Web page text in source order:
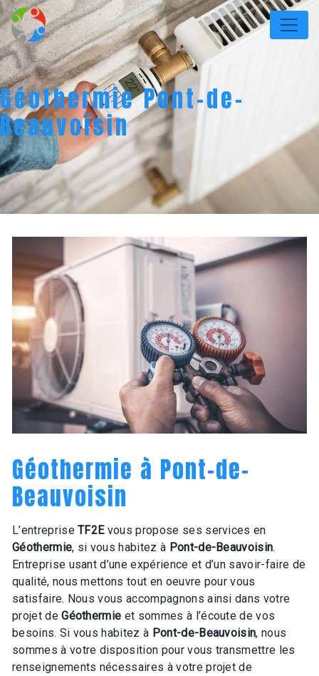
Panneau de gestion des cookies
Géothermie Pont-de-
Beauvoisin
Géothermie à Pont-de-
Beauvoisin
L’entrepriseTF2Evous propose ses services en
Géothermie, si vous habitez à Pont-de-Beauvoisin.
Entreprise usant d’une expérience et d’un savoir-faire de
qualité, nous mettons tout en oeuvre pour vous
satisfaire. Nous vous accompagnons ainsi dans votre
projet deGéothermie et sommes à l’écoute de vos
besoins. Si vous habitez à Pont-de-Beauvoisin, nous
sommes à votre disposition pour vous transmettre les
renseignements nécessaires à votre projet de